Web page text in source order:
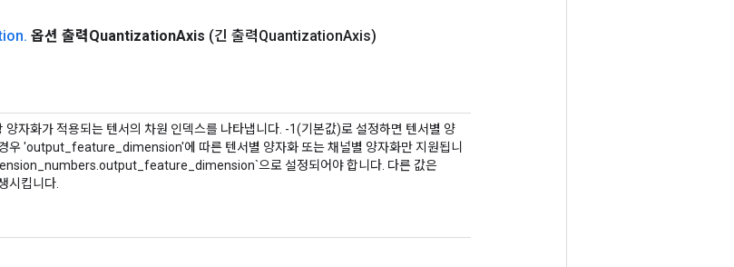
. 옵션 출력QuantizationAxis (긴 출력QuantizationAxis)
양자화가 적용되는 텐서의 차원 인덱스를 나타냅니다. -1(기본값)로 설정하면 텐서별 양
우 'output_feature_dimension'에 따른 텐서별 양자화 또는 채널별 양자화만 지원됩니
으로 설정되어야 합니다. 다른 값은
시킵니다.